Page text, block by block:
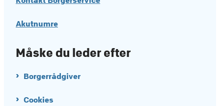
Akutnumre
Måske du leder efter
Borgerrådgiver
Cookies